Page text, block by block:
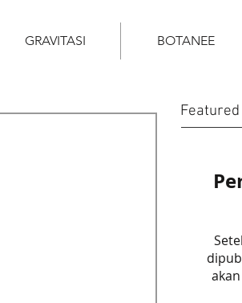
GRAVITASI BOTANEE